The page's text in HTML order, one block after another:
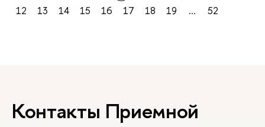
12
13 14 15 16 17 18 19 ... 52
Контакты Приемной